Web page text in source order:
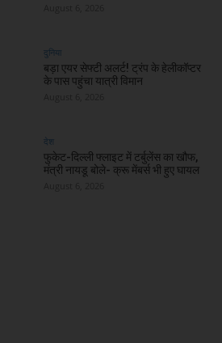
दुनिया
बड़ा एयर सेफ्टी अलर्ट! ट्रंप के हेलीकॉप्टर
के पास पहुंचा यात्री विमान
देश
फुकेट-दिल्ली फ्लाइट में टर्बुलेंस का खौफ,
मंत्री नायडू बोले- क्रू मेंबर्स भी हुए घायल